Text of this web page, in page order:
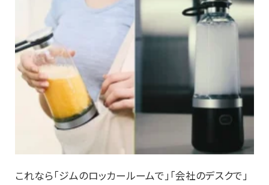
これなら「ジムのロッカールームで」「会社のデスクで」